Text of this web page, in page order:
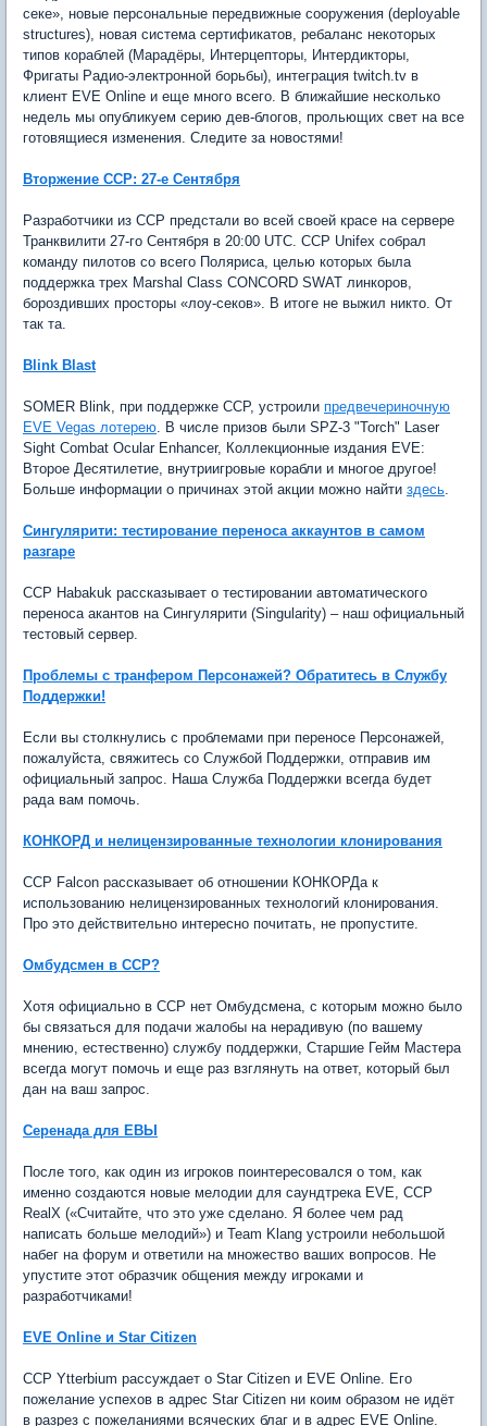
секе», новые персональные передвижные сооружения (deployable
structures), новая система сертификатов, ребаланс некоторых
типов кораблей (Марадёры, Интерцепторы, Интердикторы,
Фригаты Радио-электронной борьбы), интеграция twitch.tv в
клиент EVE Online и еще много всего. В ближайшие несколько
недель мы опубликуем серию дев-блогов, прольющих свет на все
готовящиеся изменения. Следите за новостями!
Вторжение ССР: 27-е Сентября
Разработчики из ССР предстали во всей своей красе на сервере
Транквилити 27-го Сентября в 20:00 UTC. CCP Unifex собрал
команду пилотов со всего Поляриса, целью которых была
поддержка трех Marshal Class CONCORD SWAT линкоров,
бороздивших просторы «лоу-секов». В итоге не выжил никто. От
так та.
Blink Blast
SOMER Blink, при поддержке CCP, устроили предвечериночную
EVE Vegas лотерею. В числе призов были SPZ-3 "Torch" Laser
Sight Combat Ocular Enhancer, Коллекционные издания EVE:
Второе Десятилетие, внутриигровые корабли и многое другое!
Больше информации о причинах этой акции можно найти здесь.
Сингулярити: тестирование переноса аккаунтов в самом
разгаре
CCP Habakuk рассказывает о тестировании автоматического
переноса акантов на Сингулярити (Singularity) – наш официальный
тестовый сервер.
Проблемы с транфером Персонажей? Обратитесь в Службу
Поддержки!
Если вы столкнулись с проблемами при переносе Персонажей,
пожалуйста, свяжитесь со Службой Поддержки, отправив им
официальный запрос. Наша Служба Поддержки всегда будет
рада вам помочь.
КОНКОРД и нелицензированные технологии клонирования
CCP Falcon рассказывает об отношении КОНКОРДа к
использованию нелицензированных технологий клонирования.
Про это действительно интересно почитать, не пропустите.
Омбудсмен в ССР?
Хотя официально в ССР нет Омбудсмена, с которым можно было
бы связаться для подачи жалобы на нерадивую (по вашему
мнению, естественно) службу поддержки, Старшие Гейм Мастера
всегда могут помочь и еще раз взглянуть на ответ, который был
дан на ваш запрос.
Серенада для ЕВЫ
После того, как один из игроков поинтересовался о том, как
именно создаются новые мелодии для саундтрека EVE, ССР
RealX («Считайте, что это уже сделано. Я более чем рад
написать больше мелодий») и Team Klang устроили небольшой
набег на форум и ответили на множество ваших вопросов. Не
упустите этот образчик общения между игроками и
разработчиками!
EVE Online и Star Citizen
CCP Ytterbium рассуждает о Star Citizen и EVE Online. Его
пожелание успехов в адрес Star Citizen ни коим образом не идёт
в разрез с пожеланиями всяческих благ и в адрес EVE Online.